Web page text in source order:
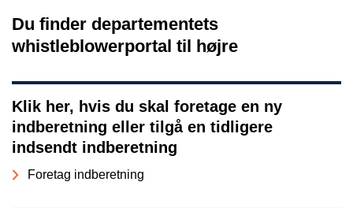
Du finder departementets
whistleblowerportal til højre
Klik her, hvis du skal foretage en ny
indberetning eller tilgå en tidligere
indsendt indberetning
Foretag indberetning